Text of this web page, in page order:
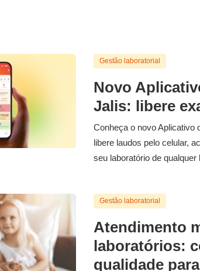
Gestão laboratorial
Novo
Jalis: libere
Conheça o novo Aplicativo
libere laudos pelo celular,
seu laboratório de qualquer
Gestão laboratorial
Atendimento
laboratórios:
qualidade